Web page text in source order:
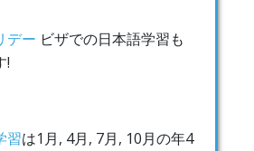
デー ビザでの日本語学習も
!
習は1月, 4月, 7月, 10月の年4